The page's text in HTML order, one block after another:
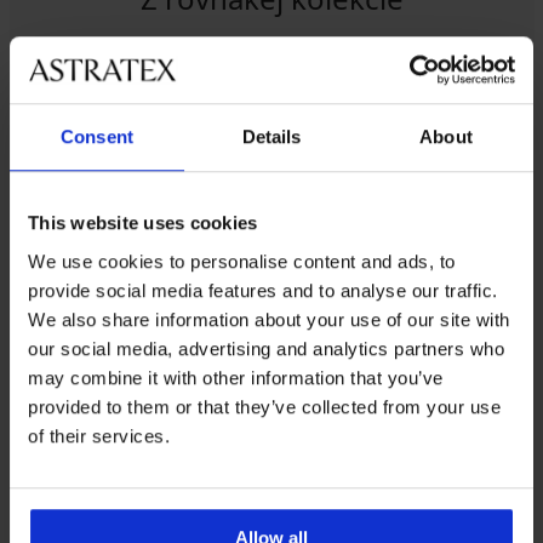
Consent Details About
This website uses cookies
We use cookies to personalise content and ads, to
provide social media features and to analyse our traffic.
We also share information about your use of our site with
our social media, advertising and analytics partners who
may combine it with other information that you’ve
provided to them or that they’ve collected from your use
of their services.
Allow all
Podprsenka
Spacer
Charming
vystužená
47,99
4,6
Podprsenka
Marte
61,99
€